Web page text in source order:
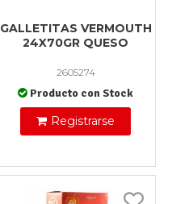
GALLETITAS VERMOUTH
24X70GR QUESO
2605274
Producto con Stock
Registrarse